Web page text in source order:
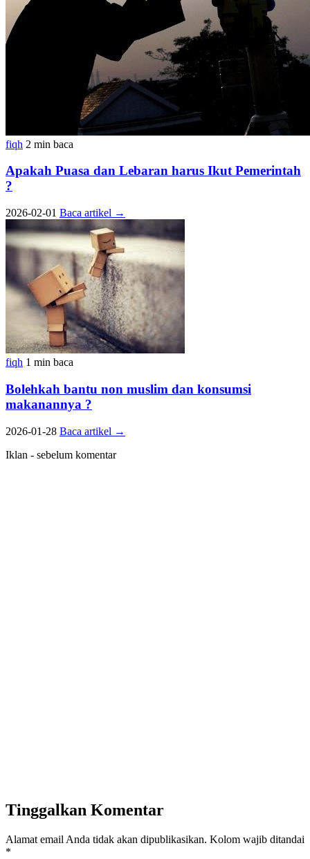
fiqh 2 min baca
Apakah Puasa dan Lebaran harus Ikut Pemerintah
?
2026-02-01 Baca artikel →
fiqh 1 min baca
Bolehkah bantu non muslim dan konsumsi
makanannya ?
2026-01-28 Baca artikel →
Iklan - sebelum komentar
Tinggalkan Komentar
Alamat email Anda tidak akan dipublikasikan. Kolom wajib ditandai
*